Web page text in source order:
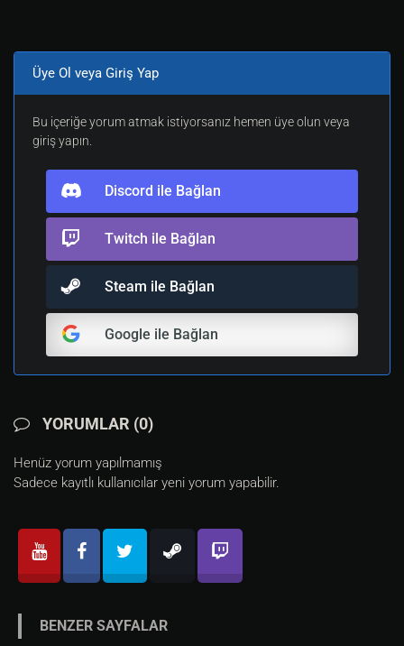
Üye Ol veya Giriş Yap
Bu içeriğe yorum atmak istiyorsanız hemen üye olun veya
giriş yapın.
Discord ile Bağlan
Twitch ile Bağlan
Steam ile Bağlan
Google ile Bağlan
YORUMLAR (0)
Henüz yorum yapılmamış
Sadece kayıtlı kullanıcılar yeni yorum yapabilir.
BENZER SAYFALAR